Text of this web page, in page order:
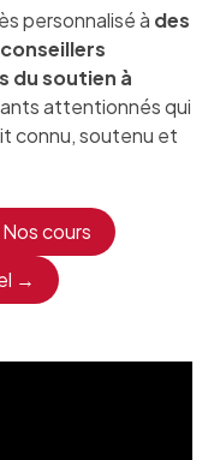
personnalisé à des
du soutien à
attentionnés qui
connu, soutenu et
cours
→